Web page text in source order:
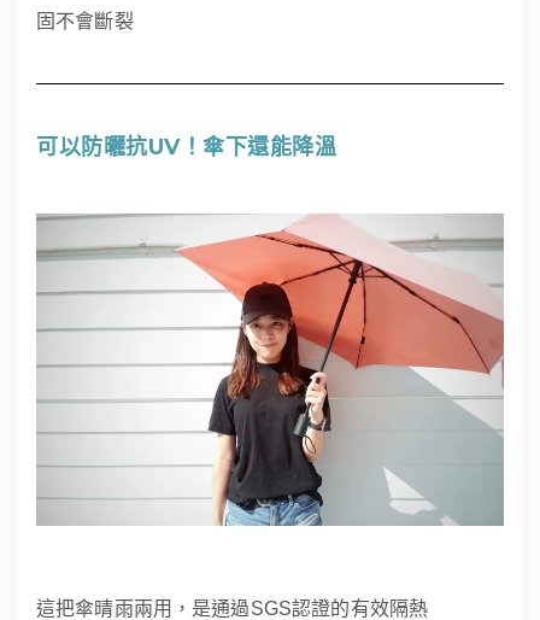
固不會斷裂
可以防曬抗UV！傘下還能降溫
這把傘晴雨兩用，是通過SGS認證的有效隔熱